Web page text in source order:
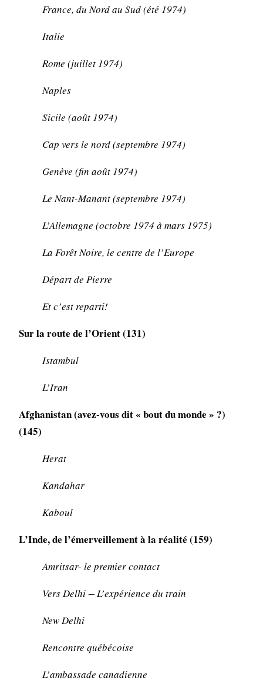
France, du Nord au Sud (été 1974)
Italie
Rome (juillet 1974)
Naples
Sicile (août 1974)
Cap vers le nord (septembre 1974)
Genève (fin août 1974)
Le Nant-Manant (septembre 1974)
L’Allemagne (octobre 1974 à mars 1975)
La Forêt Noire, le centre de l’Europe
Départ de Pierre
Et c’est reparti!
Sur la route de l’Orient (131)
Istambul
L’Iran
Afghanistan (avez-vous dit « bout du monde » ?)
(145)
Herat
Kandahar
Kaboul
L’Inde, de l’émerveillement à la réalité (159)
Amritsar- le premier contact
Vers Delhi − L’expérience du train
New Delhi
Rencontre québécoise
L’ambassade canadienne